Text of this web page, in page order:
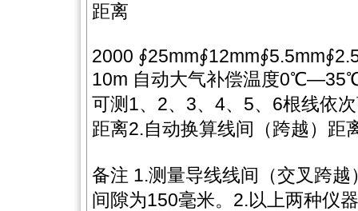
距离
2000
10m 自动大气补偿温度
可测1、2、3、4、5、6根线依
距离2.自动换算线间（跨越）距
备注 1.测量导线线间（交叉跨
间隙为150毫米。2.以上两种仪